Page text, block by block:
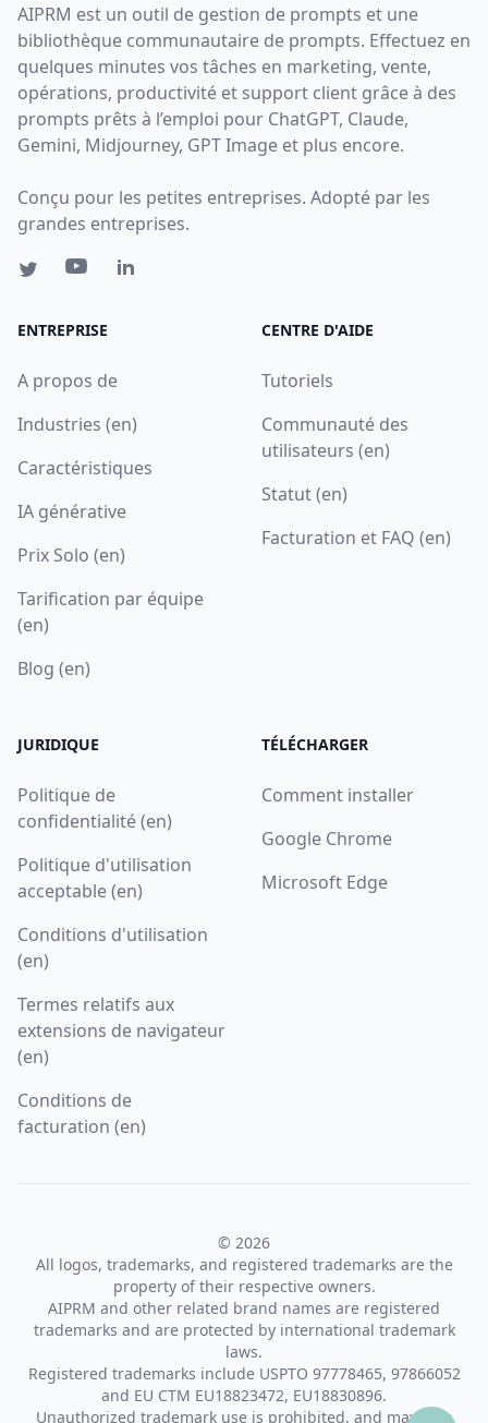
AIPRM est un outil de gestion de prompts et une
bibliothèque communautaire de prompts. Effectuez en
quelques minutes vos tâches en marketing, vente,
opérations, productivité et support client grâce à des
prompts prêts à l’emploi pour ChatGPT, Claude,
Gemini, Midjourney, GPT Image et plus encore.
Conçu pour les petites entreprises. Adopté par les
grandes entreprises.
ENTREPRISE
A propos de
Industries (en)
Caractéristiques
IA générative
Prix Solo (en)
Tarification par équipe
(en)
Blog (en)
CENTRE D'AIDE
Tutoriels
Communauté des
utilisateurs (en)
Statut (en)
Facturation et FAQ (en)
JURIDIQUE
Politique de
confidentialité (en)
Politique d'utilisation
acceptable (en)
Conditions d'utilisation
(en)
Termes relatifs aux
extensions de navigateur
(en)
Conditions de
facturation (en)
TÉLÉCHARGER
Comment installer
Google Chrome
Microsoft Edge
© 2026
All logos, trademarks, and registered trademarks are the
property of their respective owners.
AIPRM and other related brand names are registered
trademarks and are protected by international trademark
laws.
Registered trademarks include USPTO 97778465, 97866052
and EU CTM EU18823472, EU18830896.
Unauthorized trademark use is prohibited, and may be a